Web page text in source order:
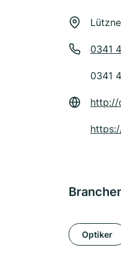
0341
0341
http://
Optiker